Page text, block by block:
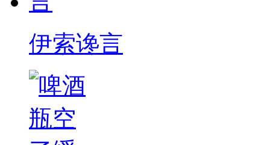
伊索谗言